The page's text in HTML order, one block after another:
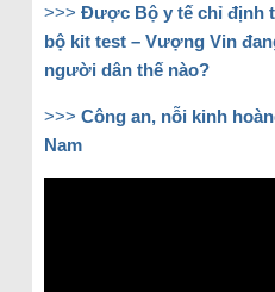
>>> Được Bộ y tế chỉ định
bộ kit test – Vượng Vin
người dân thế nào?
>>> Công an, nỗi kinh
Nam